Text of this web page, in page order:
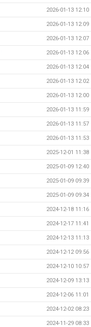
2026-01-13 12:10
2026-01-13 12:09
2026-01-13 12:07
2026-01-13 12:06
2026-01-13 12:04
2026-01-13 12:02
2026-01-13 12:00
2026-01-13 11:59
2026-01-13 11:57
2026-01-13 11:53
2025-12-01 11:38
2025-01-09 12:40
2025-01-09 09:39
2025-01-09 09:34
2024-12-18 11:16
2024-12-17 11:41
2024-12-13 11:13
2024-12-12 09:56
2024-12-10 10:57
2024-12-09 13:13
2024-12-06 11:01
2024-12-02 08:23
2024-11-29 08:33